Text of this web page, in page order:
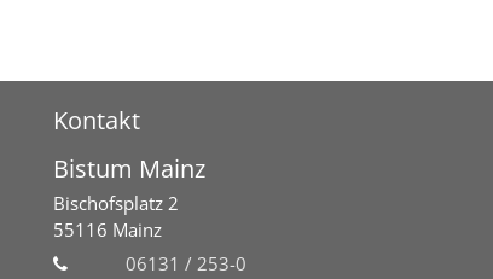
Kontakt
Bistum Mainz
Bischofsplatz 2
55116 Mainz
06131 / 253-0